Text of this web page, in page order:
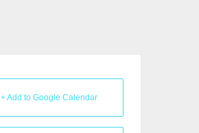
+ Add to Google Calendar